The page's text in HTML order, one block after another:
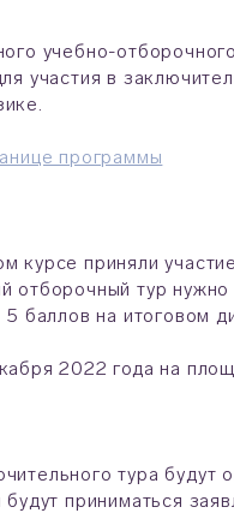
учебно-
участия в
программы
курсе приняли
отборочный тур
баллов на итоговом
2022 года на
тура
приниматься